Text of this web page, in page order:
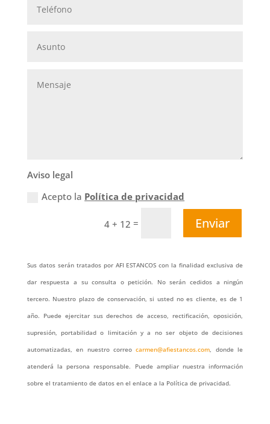
Aviso legal
Acepto la Política de privacidad
4 + 12 = Enviar
Sus datos serán tratados por AFI ESTANCOS con la finalidad exclusiva de
dar respuesta a su consulta o petición. No serán cedidos a ningún
tercero. Nuestro plazo de conservación, si usted no es cliente, es de 1
año. Puede ejercitar sus derechos de acceso, rectificación, oposición,
supresión, portabilidad o limitación y a no ser objeto de decisiones
automatizadas, en nuestro correocarmen@afiestancos.com, donde le
atenderá la persona responsable. Puede ampliar nuestra información
sobre el tratamiento de datos en el enlace a la Política de privacidad.